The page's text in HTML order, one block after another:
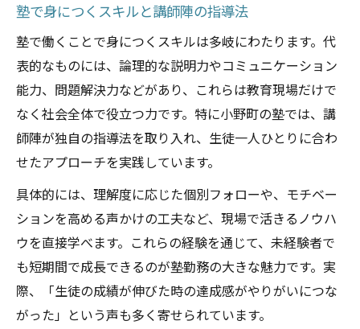
塾で身につくスキルと講師陣の指導法
塾で働くことで身につくスキルは多岐にわたります。代
表的なものには、論理的な説明力やコミュニケーション
能力、問題解決力などがあり、これらは教育現場だけで
なく社会全体で役立つ力です。特に小野町の塾では、講
師陣が独自の指導法を取り入れ、生徒一人ひとりに合わ
せたアプローチを実践しています。
具体的には、理解度に応じた個別フォローや、モチベー
ションを高める声かけの工夫など、現場で活きるノウハ
ウを直接学べます。これらの経験を通じて、未経験者で
も短期間で成長できるのが塾勤務の大きな魅力です。実
際、「生徒の成績が伸びた時の達成感がやりがいにつな
がった」という声も多く寄せられています。